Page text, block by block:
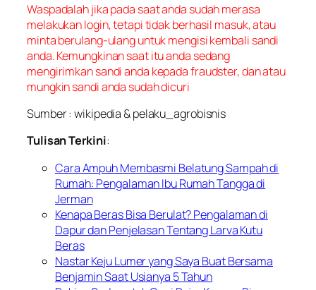
Waspadalah jika pada saat anda sudah merasa
melakukan login, tetapi tidak berhasil masuk, atau
minta berulang-ulang untuk mengisi kembali sandi
anda. Kemungkinan saat itu anda sedang
mengirimkan sandi anda kepada fraudster, dan atau
mungkin sandi anda sudah dicuri
Sumber : wikipedia & pelaku_agrobisnis
Tulisan Terkini:
Cara Ampuh Membasmi Belatung Sampah di
Rumah: Pengalaman Ibu Rumah Tangga di
Jerman
Kenapa Beras Bisa Berulat? Pengalaman di
Dapur dan Penjelasan Tentang Larva Kutu
Beras
Nastar Keju Lumer yang Saya Buat Bersama
Benjamin Saat Usianya 5 Tahun